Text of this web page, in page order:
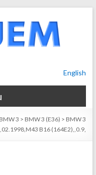
English
BMW 3 > BMW 3 (E36) > BMW 3
B16 (164E2),,0.9,